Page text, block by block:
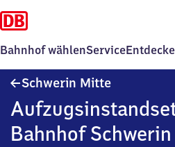
Bahnhof wählenService
Schwerin Mitte
Bahnhof